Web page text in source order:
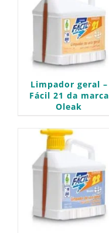
Limpador geral –
Fácil 21 da marca
Oleak